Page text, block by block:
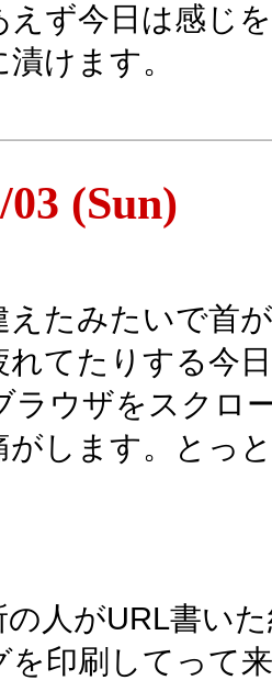
えず今日は感じ
けます。
03 (Sun)
えたみたいで首
れてたりする今
ラウザをスクロ
がします。とっ
の人がURL書い
を印刷してって